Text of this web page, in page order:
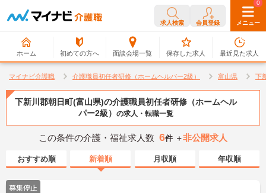
求人検索 会員登録 メニュー
ホーム 初めての方へ 面談会場一覧
0
保存した求人
0
最近見た求人
マイナビ介護職 介護職員初任者研修（ホームヘルパー2級） 富山県 下
下新川郡朝日町(富山県)の介護職員初任者研修（ホームヘル
パー2級） の求人・転職一覧
この条件の介護・福祉求人数 6件 ＋非公開求人
おすすめ順 新着順 月収順 年収順
募集停止